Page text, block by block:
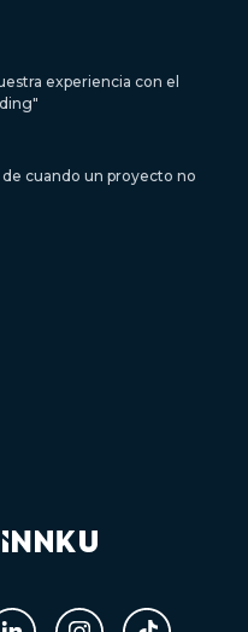
experiencia con el
cuando un proyecto no